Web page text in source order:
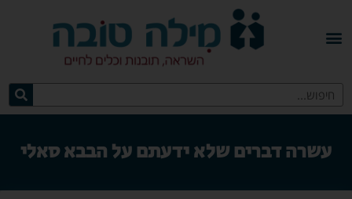
עשרה דברים שלא ידעתם על הבבא סאלי